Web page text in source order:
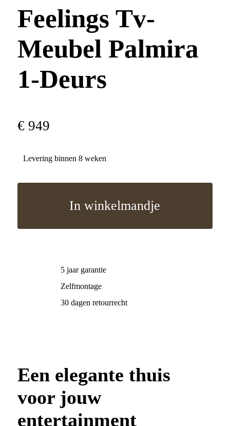
Feelings Tv-
Meubel Palmira
1-Deurs
€ 949
Levering binnen 8 weken
In winkelmandje
5 jaar garantie
Zelfmontage
30 dagen retourrecht
Een elegante thuis
voor jouw
entertainment